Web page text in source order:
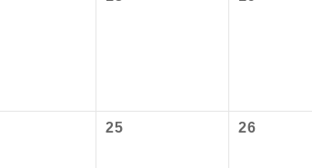
25 26
旅行代金に国内旅客施設使用料は含まれており
2026/10/6〜2027/6/4 羽田空港往復：大人1,160
絶景スポットに立